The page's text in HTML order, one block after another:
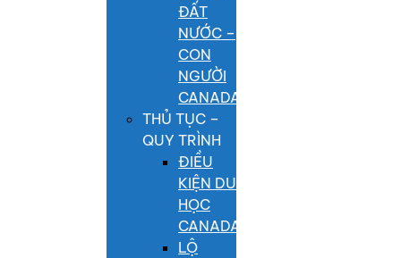
ĐẤT
NƯỚC –
CON
NGƯỜI
CANADA
THỦ TỤC –
QUY TRÌNH
ĐIỀU
KIỆN DU
HỌC
CANADA
LỘ